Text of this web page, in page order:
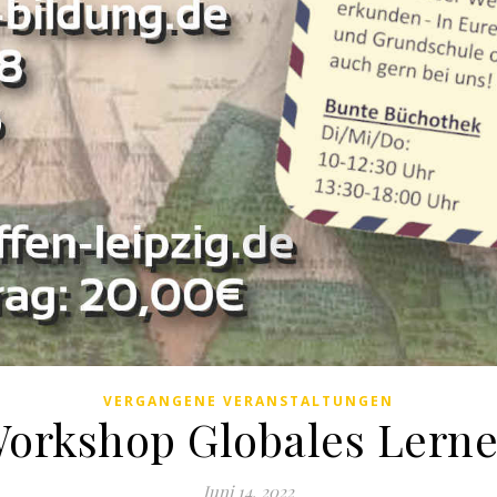
VERGANGENE VERANSTALTUNGEN
Globales
Juni 14, 2022